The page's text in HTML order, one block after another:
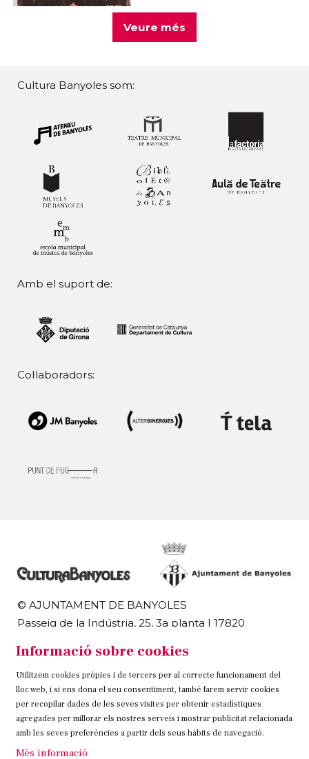
Veure més
Cultura Banyoles som:
Amb el suport de:
Col·laboradors:
© AJUNTAMENT DE BANYOLES
Passeig de la Indústria, 25, 3a planta | 17820
972 58 18 48 | 972 57 00 50
Sitemap Avís Legal Ús de Cookies Contacteu
Link a instagram
Link a twitter
Link a facebook
Informació sobre cookies
Utilitzem cookies pròpies i de tercers per al correcte funcionament del
lloc web, i si ens dona el seu consentiment, també farem servir cookies
per recopilar dades de les seves visites per obtenir estadístiques
agregades per millorar els nostres serveis i mostrar publicitat relacionada
amb les seves preferències a partir dels seus hàbits de navegació.
Més informació